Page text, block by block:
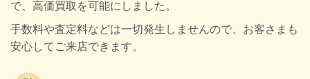
で、高価買取を可能にしました。
手数料や査定料などは一切発生しませんので、お客さまも
安心してご来店できます。